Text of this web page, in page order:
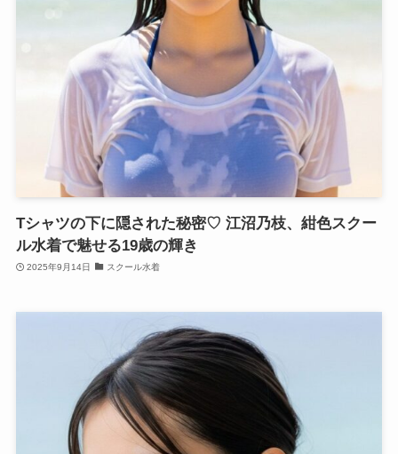
Tシャツの下に隠された秘密♡ 江沼乃枝、紺色スクー
ル水着で魅せる19歳の輝き
2025年9月14日 スクール水着